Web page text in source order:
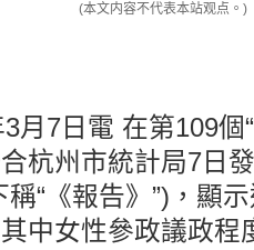
(本文内容不代表本站观点。)
月7日電 在第109個
杭州市統計局7日
“《報告》”)，顯
中女性參政議政程